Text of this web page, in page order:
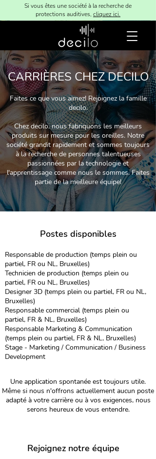
Si vous êtes une société à la recherche de
protections auditives, cliquez ici.
CARRIÈRES CHEZ DECILO
Faites ce que vous aimez! Rejoignez la famille
decilo.
Chez decilo, nous fabriquons les meilleurs
produits sur mesure pour les oreilles. Notre
société grandit rapidement et sommes toujours
à la recherche de personnes talentueuses
passionnées par la technologie et
l'apprentissage comme nous le sommes. Faites
partie de la meilleure équipe!
Postes disponibles
Responsable de production (temps plein ou
partiel, FR ou NL, Bruxelles)
Technicien de production (temps plein ou
partiel, FR ou NL, Bruxelles)
Designer 3D (temps plein ou partiel, FR ou NL,
Bruxelles)
Responsable commercial (temps plein ou
partiel, FR & NL, Bruxelles)
Responsable Marketing & Communication
(temps plein ou partiel, FR & NL, Bruxelles)
Stage - Marketing / Communication / Business
Development
Une application spontanée est toujours utile.
Même si nous n'offrons actuellement aucun poste
adapté à votre carrière ou à vos exigences, nous
serons heureux de vous entendre.
Rejoignez notre équipe